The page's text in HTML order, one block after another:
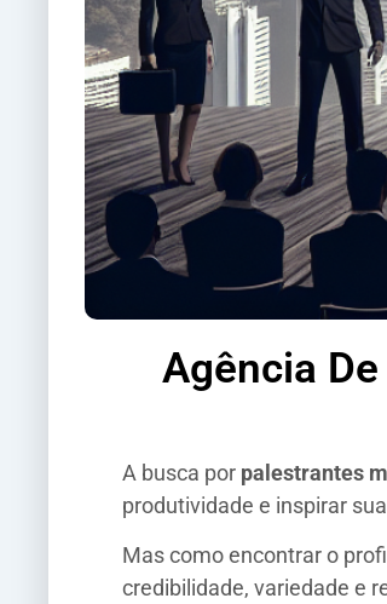
Agência
A busca por palestrantes
produtividade e inspirar
Mas como encontrar o
credibilidade, variedade e